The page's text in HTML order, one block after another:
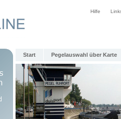
Hilfe
Start Pegelauswahl über Karte